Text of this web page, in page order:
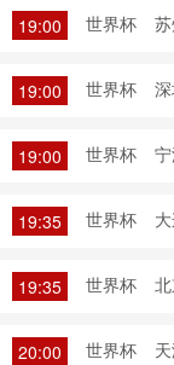
19:00 世界杯
19:00 世界杯
19:00 世界杯
19:35 世界杯
19:35 世界杯
20:00 世界杯